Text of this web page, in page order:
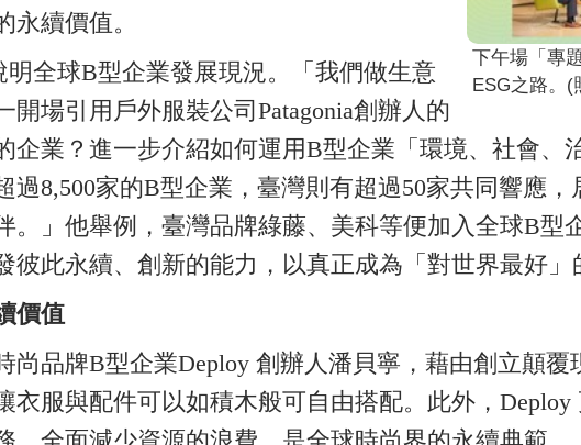
下午場「專
ESG之路。(
續價值。
全球B型企業發展現況。「我們做生意
場引用戶外服裝公司Patagonia創辦人的
企業？進一步介紹如何運用B型企業「環境、社會、
8,500家的B型企業，臺灣則有超過50家共同響應
。」他舉例，臺灣品牌綠藤、美科等便加入全球B型
此永續、創新的能力，以真正成為「對世界最好」
價值
尚品牌B型企業Deploy 創辦人潘貝寧，藉由創立顛
衣服與配件可以如積木般可自由搭配。此外，Deploy